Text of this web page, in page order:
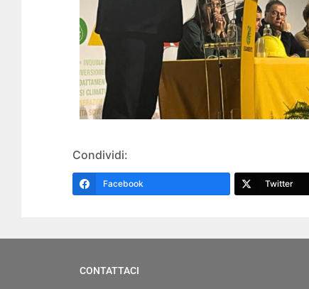
Condividi:
Facebook Twitter
CONTATTACI